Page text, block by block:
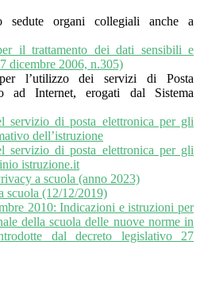
sedute organi collegiali anche a
il trattamento dei dati sensibili e
dicembre 2006, n.305)
l’utilizzo dei servizi di Posta
ad Internet, erogati dal Sistema
servizio di posta elettronica per gli
dell’istruzione
servizio di posta elettronica per gli
istruzione.it
a scuola (anno 2023)
scuola (12/12/2019)
2010: Indicazioni e istruzioni per
della scuola delle nuove norme in
dal decreto legislativo 27